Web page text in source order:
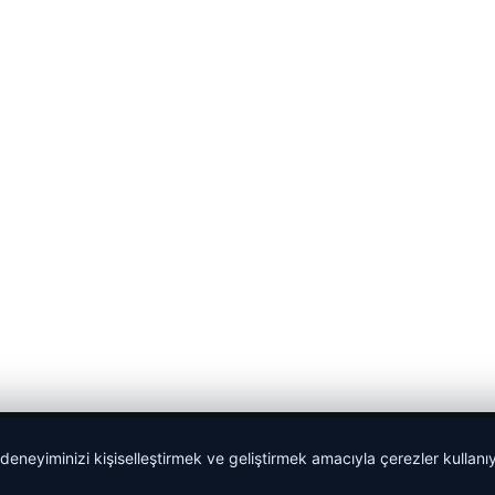
kişiselleştirmek ve geliştirmek amacıyla çerezler